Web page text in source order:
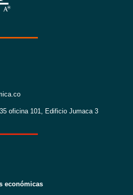
oficina 101, Edificio Jumaca 3
económicas